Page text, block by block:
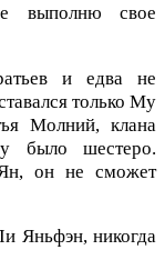
выполню свое
и едва не
только Му
Молний, клана
было шестеро.
он не сможет
Яньфэн, никогда